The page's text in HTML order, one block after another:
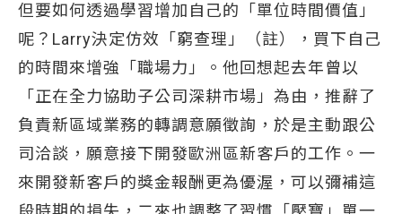
但要如何透過學習增加自己的「單位時間價值」
呢？Larry決定仿效「窮查理」（註），買下自己
的時間來增強「職場力」。他回想起去年曾以
「正在全力協助子公司深耕市場」為由，推辭了
負責新區域業務的轉調意願徵詢，於是主動跟公
司洽談，願意接下開發歐洲區新客戶的工作。一
來開發新客戶的獎金報酬更為優渥，可以彌補這